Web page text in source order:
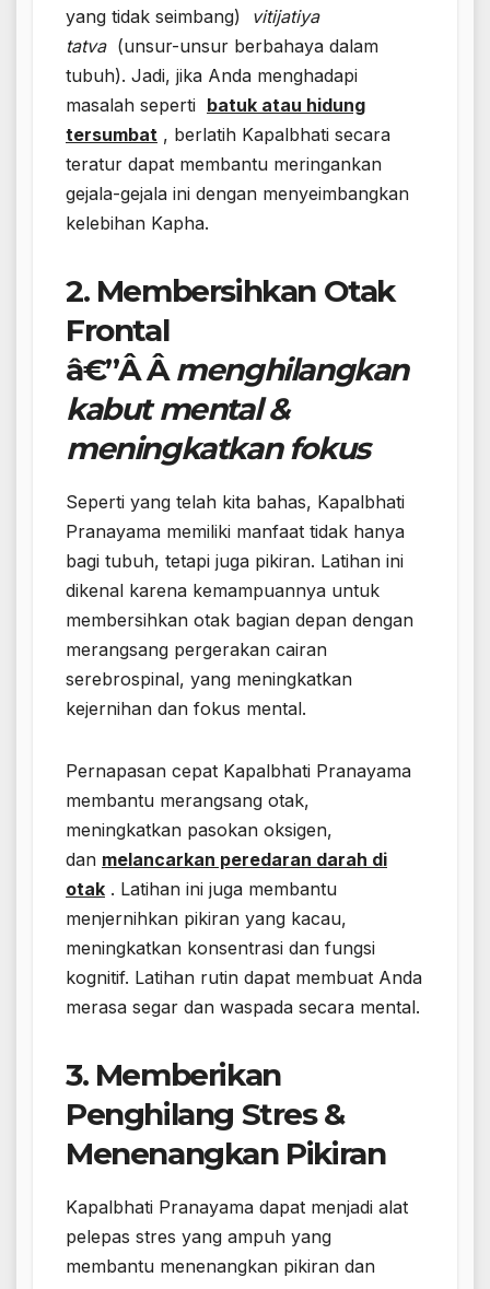
yang tidak seimbang) vitijatiya
tatva (unsur-unsur berbahaya dalam
tubuh). Jadi, jika Anda menghadapi
masalah seperti batuk atau hidung
tersumbat , berlatih Kapalbhati secara
teratur dapat membantu meringankan
gejala-gejala ini dengan menyeimbangkan
kelebihan Kapha.
2. Membersihkan Otak
Frontal
â€”Â Âmenghilangkan
kabut mental &
meningkatkan fokus
Seperti yang telah kita bahas, Kapalbhati
Pranayama memiliki manfaat tidak hanya
bagi tubuh, tetapi juga pikiran. Latihan ini
dikenal karena kemampuannya untuk
membersihkan otak bagian depan dengan
merangsang pergerakan cairan
serebrospinal, yang meningkatkan
kejernihan dan fokus mental.
Pernapasan cepat Kapalbhati Pranayama
membantu merangsang otak,
meningkatkan pasokan oksigen,
dan melancarkan peredaran darah di
otak . Latihan ini juga membantu
menjernihkan pikiran yang kacau,
meningkatkan konsentrasi dan fungsi
kognitif. Latihan rutin dapat membuat Anda
merasa segar dan waspada secara mental.
3. Memberikan
Penghilang Stres &
Menenangkan Pikiran
Kapalbhati Pranayama dapat menjadi alat
pelepas stres yang ampuh yang
membantu menenangkan pikiran dan